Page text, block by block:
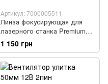
Артикул: 7000005511
Линза фокусирующая для
лазерного станка Premium
20мм f/127мм ZnSe Cloudray
1 150 грн